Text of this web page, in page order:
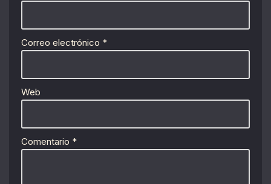
Correo electrónico *
Web
Comentario *